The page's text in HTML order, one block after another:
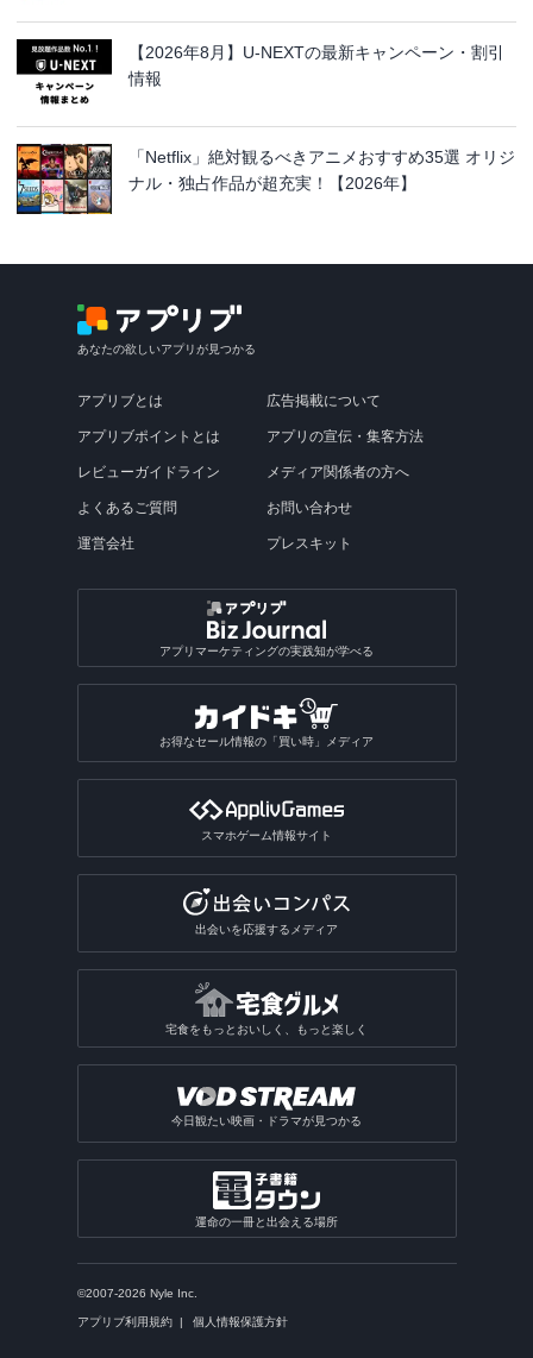
【2026年8月】U-NEXTの最新キャンペーン・割引
情報
「Netflix」絶対観るべきアニメおすすめ35選 オリジ
ナル・独占作品が超充実！【2026年】
あなたの欲しいアプリが見つかる
アプリブとは
アプリブポイントとは
レビューガイドライン
よくあるご質問
運営会社
広告掲載について
アプリの宣伝・集客方法
メディア関係者の方へ
お問い合わせ
プレスキット
アプリマーケティングの実践知が学べる
お得なセール情報の「買い時」メディア
スマホゲーム情報サイト
出会いを応援するメディア
宅食をもっとおいしく、もっと楽しく
今日観たい映画・ドラマが見つかる
運命の一冊と出会える場所
©2007-2026 Nyle Inc.
アプリブ利用規約 個人情報保護方針